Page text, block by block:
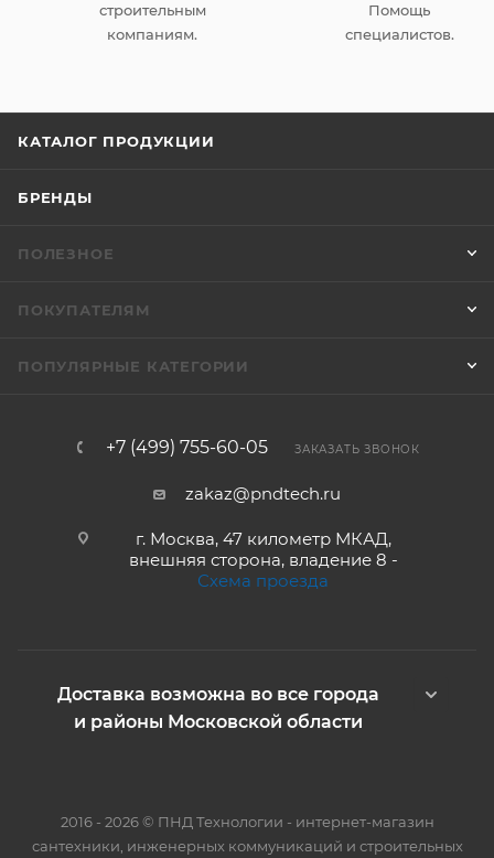
строительным
компаниям.
Помощь
специалистов.
КАТАЛОГ ПРОДУКЦИИ
БРЕНДЫ
ПОЛЕЗНОЕ
ПОКУПАТЕЛЯМ
ПОПУЛЯРНЫЕ КАТЕГОРИИ
+7 (499) 755-60-05 ЗАКАЗАТЬ ЗВОНОК
zakaz@pndtech.ru
г. Москва, 47 километр МКАД,
внешняя сторона, владение 8 -
Схема проезда
Доставка возможна во все города
и районы Московской области
2016 - 2026 © ПНД Технологии - интернет-магазин
сантехники, инженерных коммуникаций и строительных